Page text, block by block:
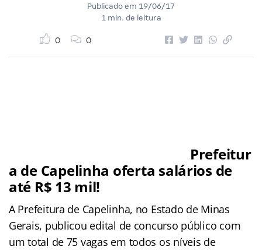
Publicado em 19/06/17
1 min. de leitura
0 0
Prefeitur
a de Capelinha oferta salários de
até R$ 13 mil!
A Prefeitura de Capelinha, no Estado de Minas
Gerais, publicou edital de concurso público com
um total de 75 vagas em todos os níveis de